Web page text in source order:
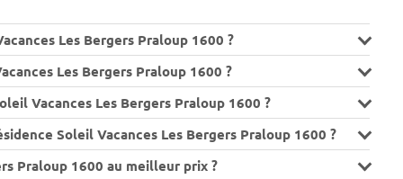
Les Bergers Praloup 1600 ?
Les Bergers Praloup 1600 ?
Vacances Les Bergers Praloup 1600 ?
Soleil Vacances Les Bergers Praloup 1600 ?
Praloup 1600 au meilleur prix ?